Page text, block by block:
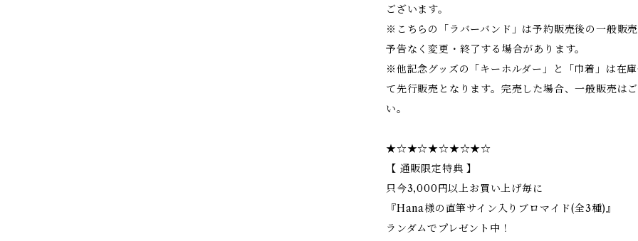
ございます。
※こちらの「ラバーバンド」は予約販売後の一般販
予告なく変更・終了する場合があります。
※他記念グッズの「キーホルダー」と「巾着」は在
て先行販売となります。完売した場合、一般販売は
い。
★☆★☆★☆★☆★☆
【 通販限定特典 】
只今3,000円以上お買い上げ毎に
『Hana様の直筆サイン入りブロマイド(全3種)』
ランダムでプレゼント中！